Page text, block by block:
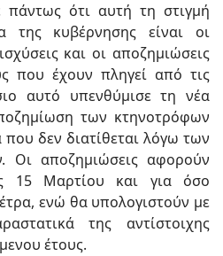
ότι αυτή τη στιγμή
της κυβέρνησης είναι οι
και οι αποζημιώσεις
που έχουν πληγεί από τις
αυτό υπενθύμισε τη νέα
των κτηνοτρόφων
δεν διατίθεται λόγω των
Οι αποζημιώσεις αφορούν
15 Μαρτίου και για όσο
ενώ θα υπολογιστούν με
της αντίστοιχης
έτους.